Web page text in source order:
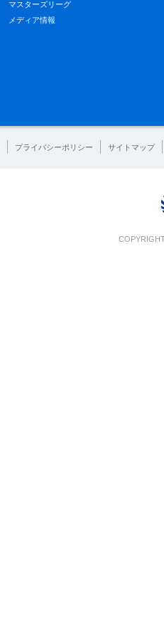
マスターズリーグ
メディア情報
プライバシーポリシー サイトマップ